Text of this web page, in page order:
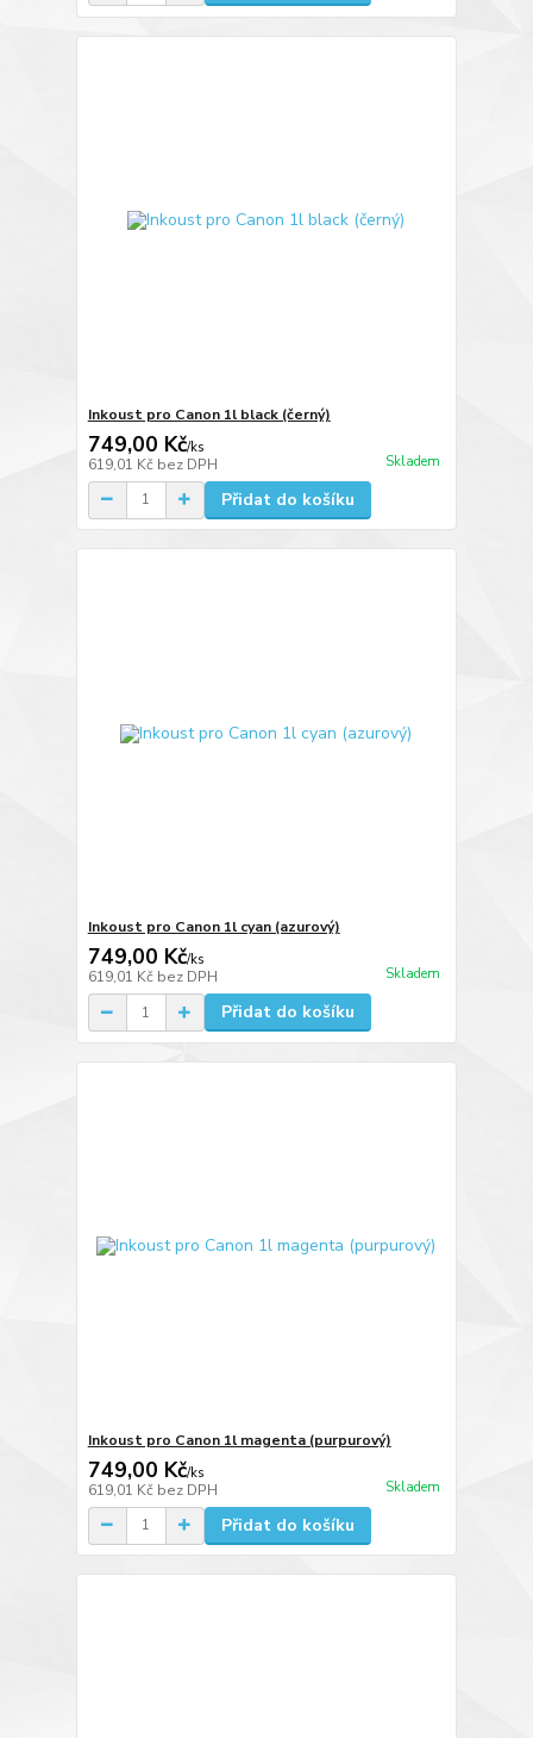
Inkoust pro Canon 1l black (černý)
749,00 Kč/ks
619,01 Kč bez DPH Skladem
Přidat do košíku
Inkoust pro Canon 1l cyan (azurový)
749,00 Kč/ks
619,01 Kč bez DPH Skladem
Přidat do košíku
Inkoust pro Canon 1l magenta (purpurový)
749,00 Kč/ks
619,01 Kč bez DPH Skladem
Přidat do košíku